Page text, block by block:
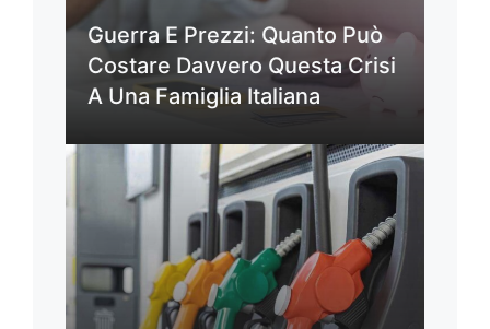
Guerra E Prezzi: Quanto Può
Costare Davvero Questa Crisi
A Una Famiglia Italiana